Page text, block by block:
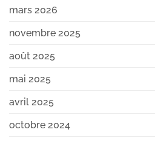
mars 2026
novembre 2025
août 2025
mai 2025
avril 2025
octobre 2024